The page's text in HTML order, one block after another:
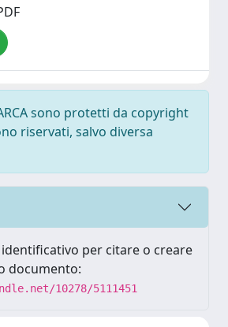
sono protetti da copyright
riservati, salvo diversa
per citare o creare
documento:
10278/5111451